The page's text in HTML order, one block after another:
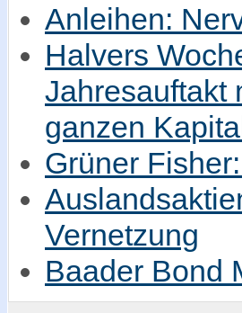
Anleihen:
Halvers
Jahresauftakt
ganzen
Grüner
Vernetzung
Baader Bond